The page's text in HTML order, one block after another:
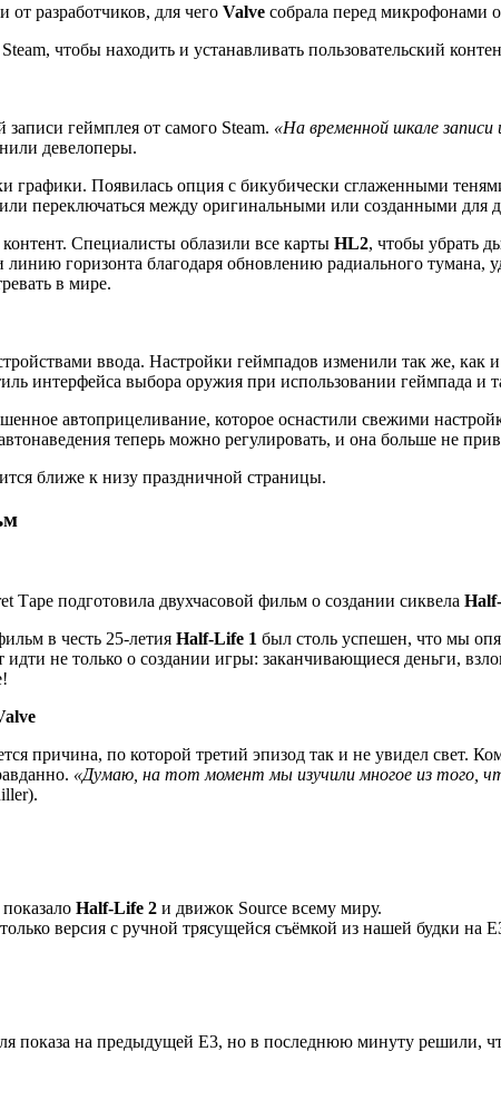
разработчиков, для чего Valve собрала перед микрофонами
чтобы находить и устанавливать пользовательский
геймплея от самого Steam. «На временной шкале
девелоперы.
графики. Появилась опция с бикубически сглаженными
переключаться между оригинальными или созданными для
Специалисты облазили все карты HL2, чтобы убрать
горизонта благодаря обновлению радиального тумана,
в мире.
ввода. Настройки геймпадов изменили так же, как
интерфейса выбора оружия при использовании геймпада и
автоприцеливание, которое оснастили свежими
теперь можно регулировать, и она больше не
ближе к низу праздничной страницы.
Таре подготовила двухчасовой фильм о создании сиквела
в честь 25-летия Half-Life 1 был столь успешен, что мы
идти не только о создании игры: заканчивающиеся деньги,
причина, по которой третий эпизод так и не увидел свет.
«Думаю, на тот момент мы изучили многое из того,
Half-Life 2 и движок Source всему миру.
версия с ручной трясущейся съёмкой из нашей будки на
показа на предыдущей Е3, но в последнюю минуту решили,